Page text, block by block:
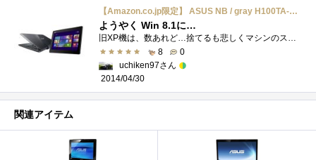
【Amazon.co.jp限定】 ASUS NB / gray H100TA-DK004HS
ようやく Win 8.1に…
旧XP機は、数あれど…捨てるも悲しくマシンのスペック・容量によってubuntuorLubuntuをインストール結構メールやネットならサクサク使えるし問題は...
8
0
uchiken97さん
2014/04/30
関連アイテム